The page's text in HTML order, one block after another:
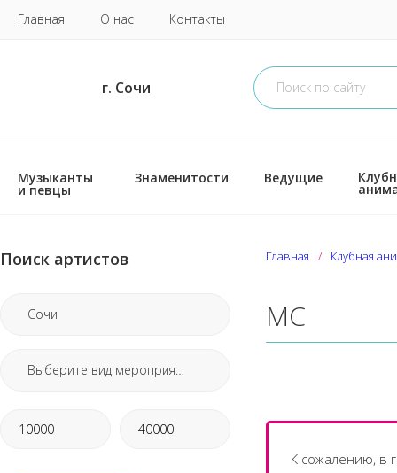
Главная О нас Контакты
г. Сочи
Музыканты
и певцы
Знаменитости Ведущие
Поиск артистов
Сочи
Выберите вид мероприятия
Главная Клубная
МС
К сожалению, в